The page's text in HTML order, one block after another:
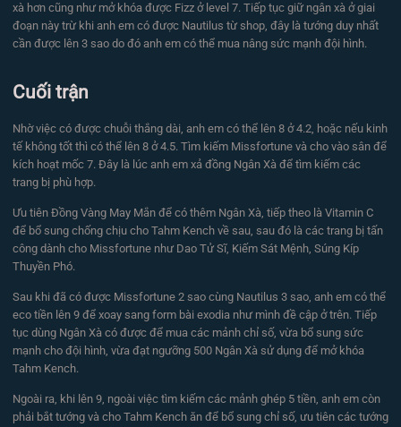
xà hơn cũng như mở khóa được Fizz ở level 7. Tiếp tục giữ ngân xà ở giai
đoạn này trừ khi anh em có được Nautilus từ shop, đây là tướng duy nhất
cần được lên 3 sao do đó anh em có thể mua nâng sức mạnh đội hình.
Cuối trận
Nhờ việc có được chuỗi thắng dài, anh em có thể lên 8 ở 4.2, hoặc nếu kinh
tế không tốt thì có thể lên 8 ở 4.5. Tìm kiếm Missfortune và cho vào sân để
kích hoạt mốc 7. Đây là lúc anh em xả đồng Ngân Xà để tìm kiếm các
trang bị phù hợp.
Ưu tiên Đồng Vàng May Mắn để có thêm Ngân Xà, tiếp theo là Vitamin C
để bổ sung chống chịu cho Tahm Kench về sau, sau đó là các trang bị tấn
công dành cho Missfortune như Dao Tử Sĩ, Kiếm Sát Mệnh, Súng Kíp
Thuyền Phó.
Sau khi đã có được Missfortune 2 sao cùng Nautilus 3 sao, anh em có thể
eco tiền lên 9 để xoay sang form bài exodia như mình đề cập ở trên. Tiếp
tục dùng Ngân Xà có được để mua các mảnh chỉ số, vừa bổ sung sức
mạnh cho đội hình, vừa đạt ngưỡng 500 Ngân Xà sử dụng để mở khóa
Tahm Kench.
Ngoài ra, khi lên 9, ngoài việc tìm kiếm các mảnh ghép 5 tiền, anh em còn
phải bắt tướng và cho Tahm Kench ăn để bổ sung chỉ số, ưu tiên các tướng